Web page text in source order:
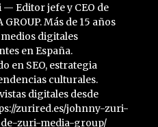
Editor jefe y CEO de
GROUP. Más de 15 años
digitales
en España.
en SEO, estrategia
culturales.
digitales desde
zurired.es/johnny-zuri-
zuri-media-group/